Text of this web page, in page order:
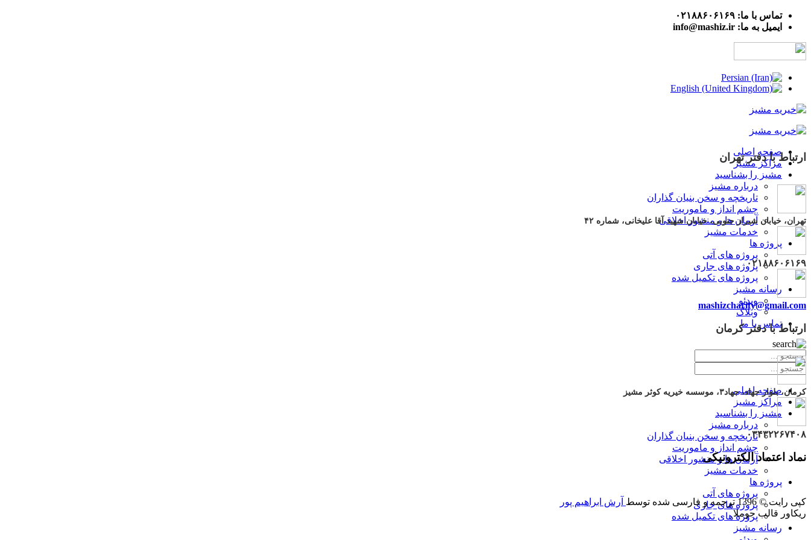
تماس با ما: ۰۲۱۸۸۶۰۶۱۶۹
ایمیل به ما: info@mashiz.ir
صفحه اصلی
مراکز مشیز
مشیز را بشناسید
درباره مشیز
تاریخچه و سخن بنیان گذاران
چشم انداز و ماموریت
آرمان ها و منشور اخلاقی
خدمات مشیز
پروژه ها
پروژه های آتی
پروژه های جاری
پروژه های تکمیل شده
رسانه مشیز
ویدئو
وبلاگ
تماس با ما
صفحه اصلی
مراکز مشیز
مشیز را بشناسید
درباره مشیز
تاریخچه و سخن بنیان گذاران
چشم انداز و ماموریت
آرمان ها و منشور اخلاقی
خدمات مشیز
پروژه ها
پروژه های آتی
پروژه های جاری
پروژه های تکمیل شده
رسانه مشیز
ارتباط با دفتر تهران
تهران، خیابان شیراز جنوبی، خیابان شهید آقا علیخانی، شماره ۴۲
۰۲۱۸۸۶۰۶۱۶۹
mashizcharity@gmail.com
ارتباط با دفتر کرمان
کرمان، بلوار جهاد، جهاد۳، موسسه خیریه کوثر مشیز
۰۳۴۳۲۲۶۷۴۰۸
نماد اعتماد الکترونیکی
کپی رایت © 1396 ترجمه و فارسی شده توسط
آرش ابراهیم پور
ریکاور قالب جوملا